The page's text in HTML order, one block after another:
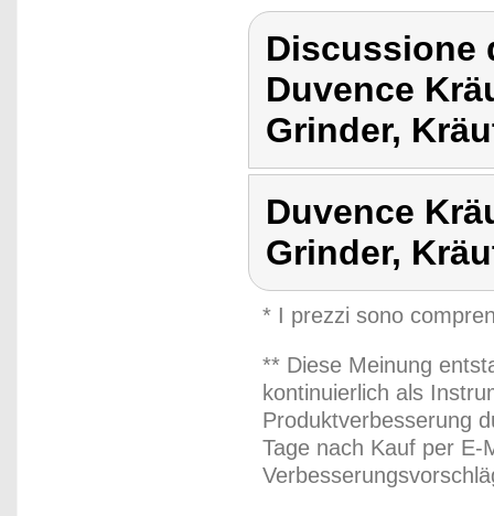
Discussione
Duvence
Grinder,
Duvence
Grinder,
* I prezzi sono
** Diese Meinung
kontinuierlich als
Produktverbesserung
Tage nach Kauf per E-